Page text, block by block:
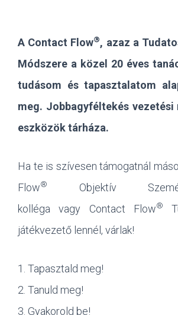
A Contact Flow®, azaz a
Módszere a közel 20 éves
tudásom és tapasztalatom
meg. Jobbagyféltekés vezetési
eszközök tárháza.
Ha te is szívesen támogatnál
Flow®
Objektív
kollégavagy Contact Flow®
játékvezető lennél, várlak!
1. Tapasztald meg!
2. Tanuld meg!
3. Gyakorold be!